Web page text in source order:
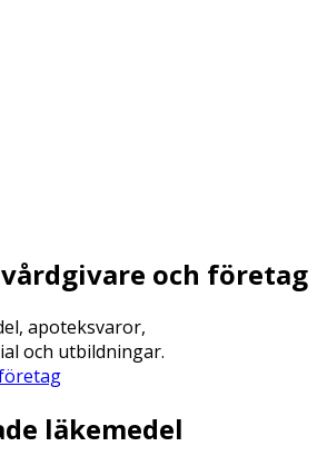
och företag
apoteksvaror,
och utbildningar.
läkemedel